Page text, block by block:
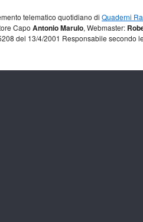
telematico quotidiano di Quaderni
Capo Antonio Marulo, Webmaster:
del 13/4/2001 Responsabile secondo